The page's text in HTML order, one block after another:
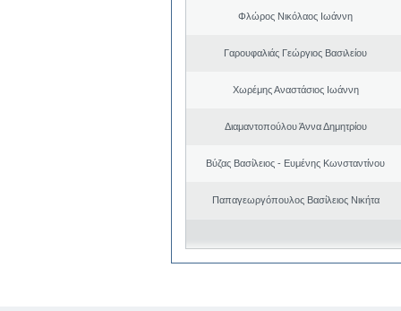
Φλώρος Νικόλαος Ιωάννη
Γαρουφαλιάς Γεώργιος Βασιλείου
Χωρέμης Αναστάσιος Ιωάννη
Διαμαντοπούλου Άννα Δημητρίου
Βύζας Βασίλειος - Ευμένης Κωνσταντίνου
Παπαγεωργόπουλος Βασίλειος Νικήτα